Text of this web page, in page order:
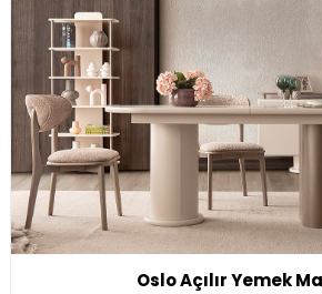
Oslo Açılır Yemek